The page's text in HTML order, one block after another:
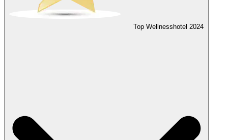
Top Wellnesshotel 2024